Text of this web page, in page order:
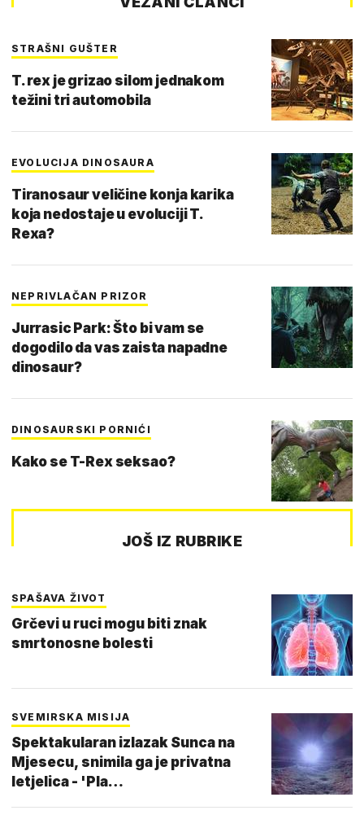
STRAŠNI GUŠTER
T. rex je grizao silom jednakom
težini tri automobila
EVOLUCIJA DINOSAURA
Tiranosaur veličine konja karika
koja nedostaje u evoluciji T.
Rexa?
NEPRIVLAČAN PRIZOR
Jurrasic Park: Što bi vam se
dogodilo da vas zaista napadne
dinosaur?
DINOSAURSKI PORNIĆI
Kako se T-Rex seksao?
JOŠ IZ RUBRIKE
SPAŠAVA ŽIVOT
Grčevi u ruci mogu biti znak
smrtonosne bolesti
SVEMIRSKA MISIJA
Spektakularan izlazak Sunca na
Mjesecu, snimila ga je privatna
letjelica - 'Pla…